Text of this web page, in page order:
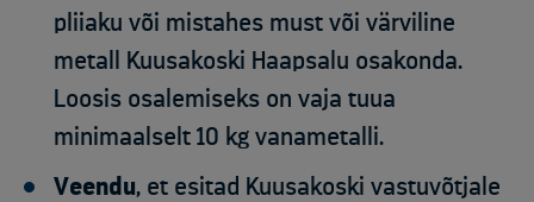
pliiaku või mistahes must või värviline
metall Kuusakoski Haapsalu osakonda.
Loosis osalemiseks on vaja tuua
minimaalselt 10 kg vanametalli.
Veendu, et esitad Kuusakoski vastuvõtjale